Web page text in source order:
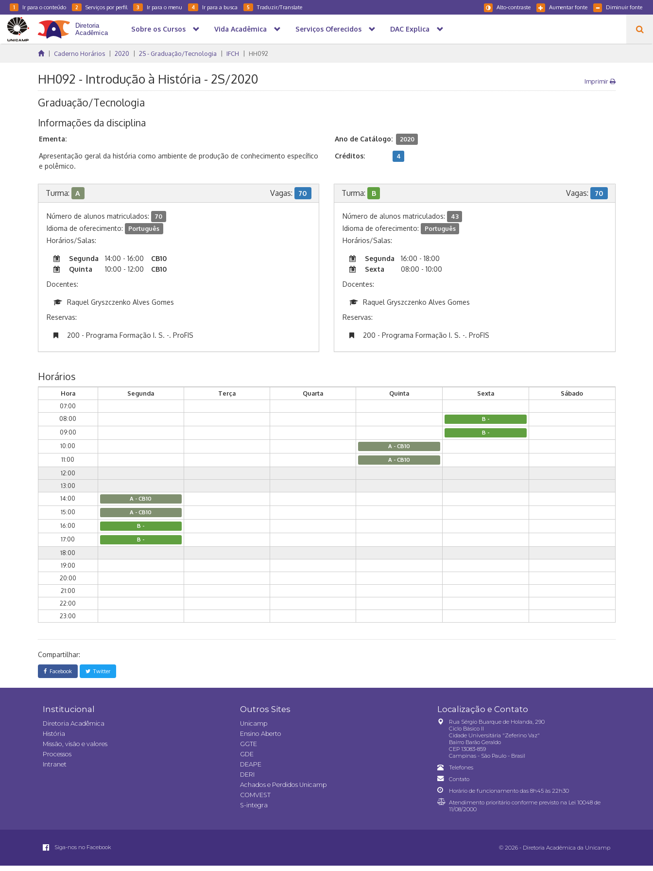
1 Ir para o conteúdo 2 Serviços por perfil 3 Ir para o menu 4 Ir para a busca 5 Traduzir/Translate Diminuir fonte
Aumentar fonte
Alto-contraste
Sobre os Cursos Vida Acadêmica Serviços Oferecidos DAC Explica
Caderno Horários 2020 2S - Graduação/Tecnologia IFCH HH092
HH092 - Introdução à História - 2S/2020 Imprimir
Graduação/Tecnologia
Informações da disciplina
Ementa:
Apresentação geral da história como ambiente de produção de conhecimento específico
e polêmico.
Ano de Catálogo: 2020
Créditos: 4
Turma: A Vagas: 70
Número de alunos matriculados: 70
Idioma de oferecimento: Português
Horários/Salas:
Segunda 14:00 - 16:00
CB10
Quinta
10:00 - 12:00
CB10
Docentes:
Raquel Gryszczenko Alves Gomes
Reservas:
200 - Programa Formação I. S. -. ProFIS
Turma: B Vagas: 70
Número de alunos matriculados: 43
Idioma de oferecimento: Português
Horários/Salas:
Segunda
16:00 - 18:00
Sexta
08:00 - 10:00
Docentes:
Raquel Gryszczenko Alves Gomes
Reservas:
200 - Programa Formação I. S. -. ProFIS
Horários
Hora Segunda Terça Quarta Quinta Sexta
Sábado
07:00
08:00
B -
09:00 B -
10:00 A - CB10
11:00 A - CB10
12:00
13:00
14:00
A - CB10
15:00 A - CB10
16:00 B -
17:00 B -
18:00
19:00
20:00
21:00
22:00
23:00
Compartilhar:
Facebook Twitter
Institucional
Diretoria Acadêmica
História
Missão, visão e valores
Processos
Intranet
Outros Sites
Unicamp
Ensino Aberto
GGTE
GDE
DEAPE
DERI
Achados e Perdidos Unicamp
COMVEST
S-integra
Localização e Contato
Rua Sérgio Buarque de Holanda, 290
Ciclo Básico II
Cidade Universitária "Zeferino Vaz"
Bairro Barão Geraldo
CEP 13083-859
Campinas - São Paulo - Brasil
Telefones
Contato
Horário de funcionamento das 8h45 às 22h30
Atendimento prioritário conforme previsto na Lei 10048 de
11/08/2000
Siga-nos no Facebook © 2026 - Diretoria Acadêmica da Unicamp